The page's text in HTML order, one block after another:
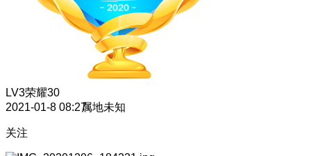
LV3荣耀30
2021-01-8 08:27属地未知
关注